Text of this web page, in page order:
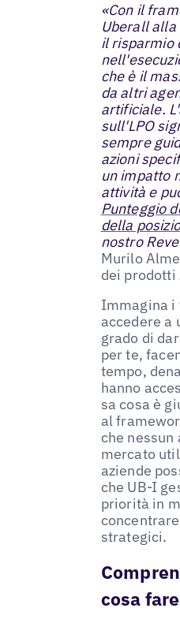
«Con il
Uberall
il risparmio
che è il
da altri
artificiale.
sull'LPO
sempre
azioni
un impatto
attività e
Punteggio
della
nostro
Murilo
dei
Immagina i
accedere a
grado di
per te,
tempo,
hanno
sa cosa è
al
che
mercato
aziende
che UB-I
priorità in
strategici.
cosa